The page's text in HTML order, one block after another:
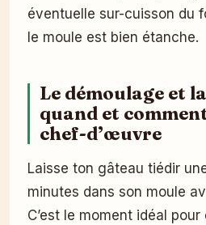
éventuelle sur-cuisson du
le moule est bien étanche.
Le démoulage et
quand et
chef-d’œuvre
Laisse ton gâteau tiédir
minutes dans son moule
C’est le moment idéal pour